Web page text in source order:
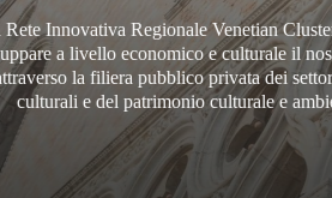
Regionale Venetian Cluster, nasce per
economico e culturale il nostro territorio
pubblico privata dei settori creativi,
patrimonio culturale e ambientale.